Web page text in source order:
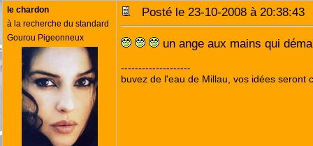
le chardon
à la recherche du standard
Gourou Pigeonneux
Posté le 23-10-2008 à
un ange aux mains qui
--------------------
buvez de l'eau de Millau, vos idées seront